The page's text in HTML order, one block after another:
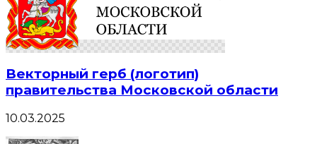
Векторный герб (логотип)
правительства Московской области
10.03.2025